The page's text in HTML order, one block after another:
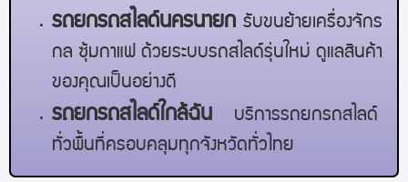
รถยกรถสไลด์นครนายก รับขนย้ายเครื่องจักร
กล ซุ้มกาแฟ ด้วยระบบรถสไลด์รุ่นใหม่ ดูแลสินค้า
ของคุณเป็นอย่างดี
รถยกรถสไลด์ใกล้ฉัน
บริการรถยกรถสไลด์
ทั่วพื้นที่ครอบคลุมทุกจังหวัดทั่วไทย